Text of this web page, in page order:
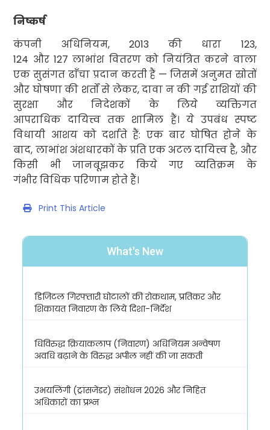
निष्कर्ष
कंपनी अधिनियम, 2013की धारा 123,
124 और 127लाभांश वितरण को नियंत्रित करने वाला
एक सुसंगत ढाँचा प्रदान करती हैं — जिसमें अनुमत स्रोतों
और घोषणा की शर्तों से लेकर,दावा न की गई राशियों की
सुरक्षा और निदेशकों के लिये व्यक्तिगत
आपराधिक दायित्त्व तक शामिल हैं। ये उपबंध स्पष्ट
विधायी आशय को दर्शाते हैं: एक बार घोषित होने के
बाद, लाभांश अंशधारकों के प्रति एक अटल दायित्त्व है, और
किसी भी जानबूझकर किये गए व्यतिक्रम के
गंभीर विधिक परिणाम होते हैं।
Print This Article
What's New
डिजिटल गिरफ्तारी घोटालों की रोकथाम, प्रतिकर और
शिकायत निवारण के लिये दिशा-निर्देश
धिविरुद्ध क्रियाकलाप (निवारण) अधिनियम अन्वेषण
अवधि बढ़ाने के विरुद्ध अपील नहीं की जा सकती
उभयलिंगी (ट्रांसजेंडर) संशोधन 2026 और निहित
अधिकारों का प्रश्न